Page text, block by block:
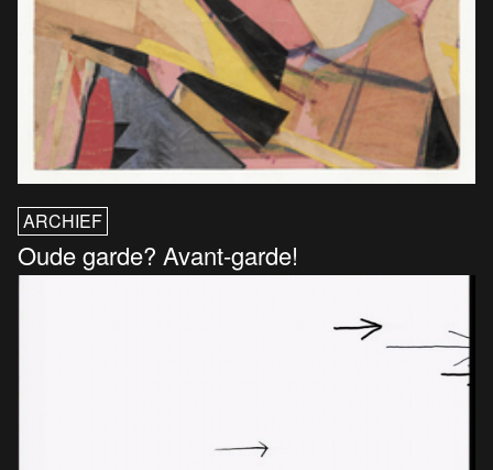
ARCHIEF
Oude garde? Avant-garde!